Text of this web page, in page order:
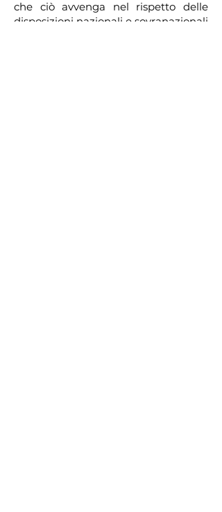
che ciò avvenga nel rispetto delle
disposizioni nazionali e sovranazionali